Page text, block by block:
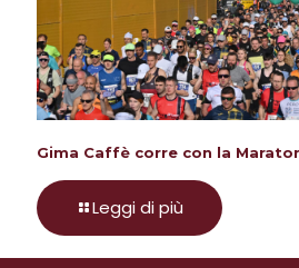
Gima Caffè corre con la
Leggi di più